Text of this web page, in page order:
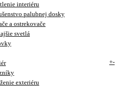
interiéru
palubnej dosky
a ostrekovače
svetlá
+-
exteriéru